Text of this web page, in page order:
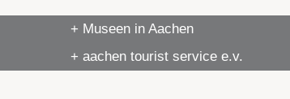
+ Museen in Aachen
+ aachen tourist service e.v.